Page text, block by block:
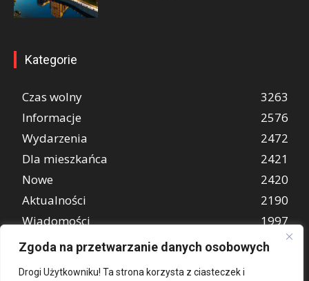
Zgoda na przetwarzanie danych osobowych
Drogi Użytkowniku! Ta strona korzysta z ciasteczek i
Kategorie
Czas wolny
3263
Informacje
2576
Wydarzenia
2472
Dla mieszkańca
2421
Nowe
2420
Aktualności
2190
Wiadomości
1997
REKLAMA
849